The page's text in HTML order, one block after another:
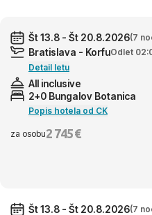
Št 13.8 - Št 20.8.2026(7
Bratislava - KorfuOdlet
Detail letu
All inclusive
2+0 Bungalov Botanica
Popis hotela od CK
za osobu2 745 €
Št 13.8 - Št 20.8.2026(7